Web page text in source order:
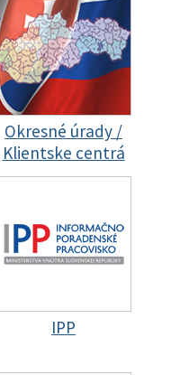
Okresné úrady /
Klientske centrá
IPP